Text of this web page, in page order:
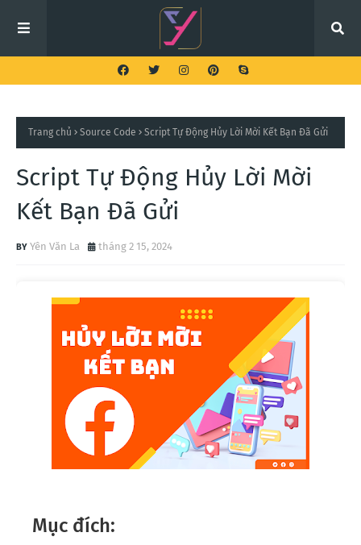
Trang chủ Source Code Script Tự Động Hủy Lời Mời Kết Bạn Đã Gửi
Script Tự Động Hủy Lời Mời
Kết Bạn Đã Gửi
Yên Văn La tháng 2 15, 2024
Mục đích: